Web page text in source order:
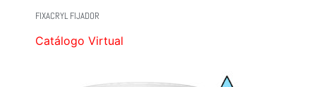
FIXACRYL FIJADOR
Catálogo Virtual